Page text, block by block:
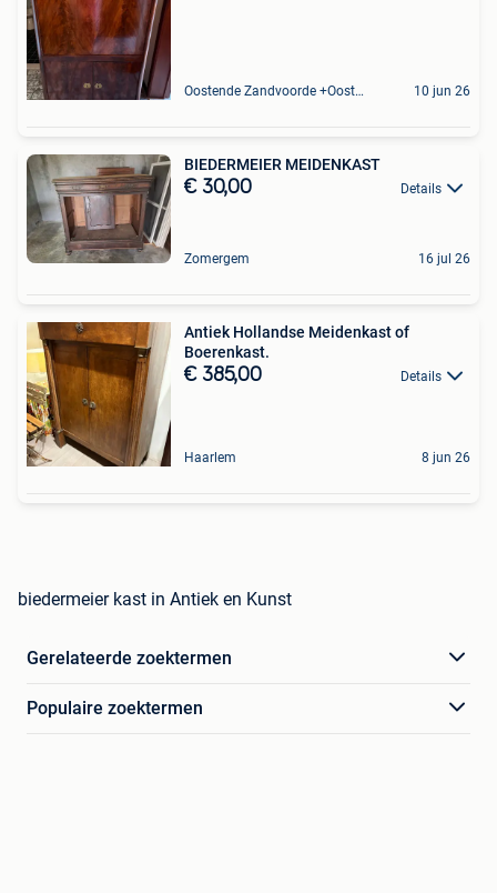
Oostende Zandvoorde +Oostende 10 jun 26
BIEDERMEIER MEIDENKAST
€ 30,00 Details
Zomergem 16 jul 26
Antiek Hollandse Meidenkast of
Boerenkast.
€ 385,00 Details
Haarlem 8 jun 26
biedermeier kast in Antiek en Kunst
Gerelateerde zoektermen
Populaire zoektermen